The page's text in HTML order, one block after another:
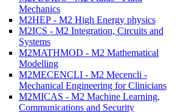
Mechanics
M2HEP - M2 High Energy physics
M2ICS - M2 Integration, Circuits and
Systems
M2MATHMOD - M2 Mathematical
Modelling
M2MECENCLI - M2 Mecencli -
Mechanical Engineering for Clinicians
M2MICAS - M2 Machine Learning,
Communications and Security